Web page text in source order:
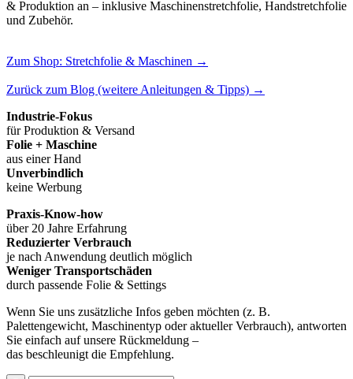
& Produktion an – inklusive Maschinenstretchfolie, Handstretchfolie
und Zubehör.
Zum Shop: Stretchfolie & Maschinen →
Zurück zum Blog (weitere Anleitungen & Tipps) →
Industrie-Fokus
für Produktion & Versand
Folie + Maschine
aus einer Hand
Unverbindlich
keine Werbung
Praxis-Know-how
über 20 Jahre Erfahrung
Reduzierter Verbrauch
je nach Anwendung deutlich möglich
Weniger Transportschäden
durch passende Folie & Settings
Wenn Sie uns zusätzliche Infos geben möchten (z. B.
Palettengewicht, Maschinentyp oder aktueller Verbrauch), antworten
Sie einfach auf unsere Rückmeldung –
das beschleunigt die Empfehlung.